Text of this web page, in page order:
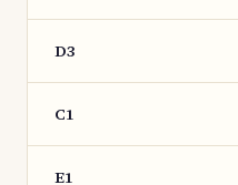
D3
C1
E1